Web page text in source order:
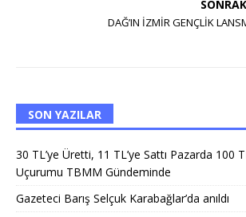
DAĞ’IN İZMİR GENÇLİK
SON YAZILAR
30 TL’ye Üretti, 11 TL’ye Sattı Pazarda 100
Uçurumu TBMM Gündeminde
Gazeteci Barış Selçuk Karabağlar’da anıldı